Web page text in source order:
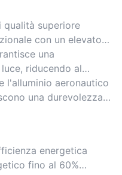
qualità superiore
con un elevato
lumen), ideali per
e fabbriche.
una
riducendo al
più sicuri e
l'alluminio aeronautico
una durevolezza e
energetica
fino al 60%